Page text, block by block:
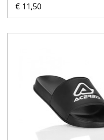
€ 11,50